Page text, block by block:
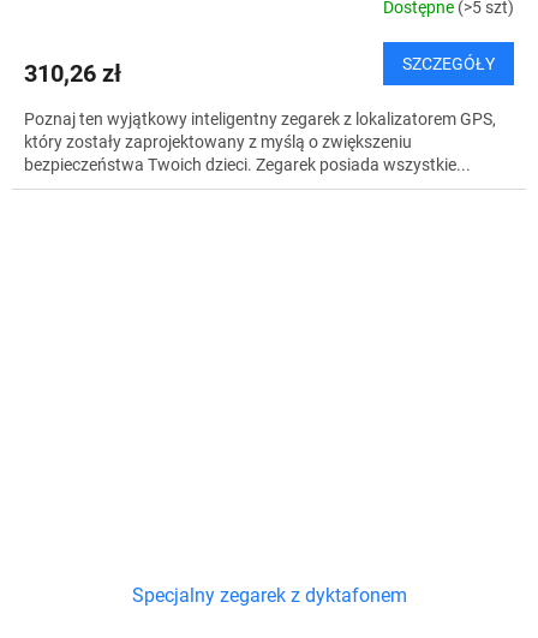
Dostępne (>5 szt)
310,26 zł SZCZEGÓŁY
Poznaj ten wyjątkowy inteligentny zegarek z lokalizatorem GPS,
który zostały zaprojektowany z myślą o zwiększeniu
bezpieczeństwa Twoich dzieci. Zegarek posiada wszystkie...
Specjalny zegarek z dyktafonem